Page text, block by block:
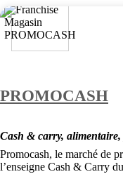
PROMOCASH
Cash & carry,
Promocash, le marché de
l’enseigne Cash & Carry